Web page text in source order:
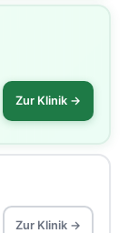
Zur Klinik →
Zur Klinik →